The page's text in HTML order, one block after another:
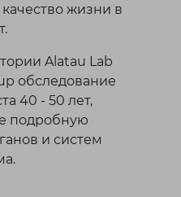
жизни в
Alatau Lab
обследование
40 - 50 лет,
подробную
и систем